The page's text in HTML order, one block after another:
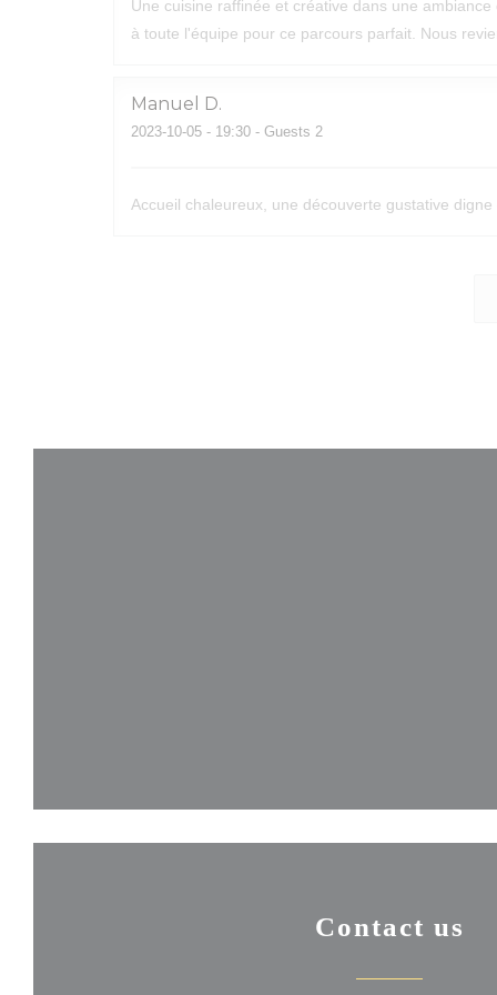
Une cuisine raffinée et créative dans une
à toute l'équipe pour ce parcours parfait. Nous
Manuel D
2023-10-05 - 19:30 - Guests 2
Accueil chaleureux, une découverte gustative
Contact us